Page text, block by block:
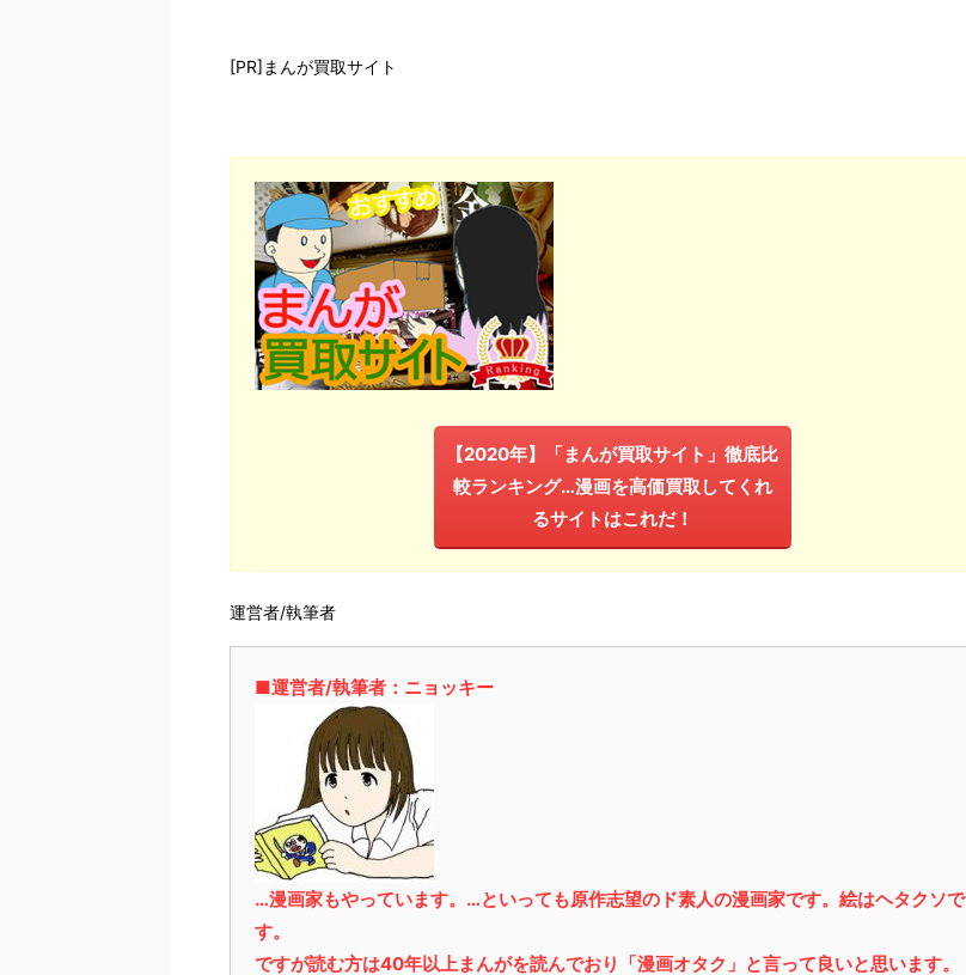
[PR]まんが買取サイト
【2020年】「まんが買取サイト」徹底比
較ランキング…漫画を高価買取してくれ
るサイトはこれだ！
運営者/執筆者
■運営者/執筆者：ニョッキー
…漫画家もやっています。…といっても原作志望のド素人の漫画家です。絵はヘタクソで
す。
ですが読む方は40年以上まんがを読んでおり「漫画オタク」と言って良いと思います。